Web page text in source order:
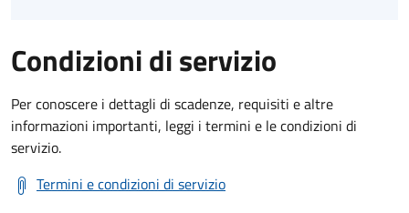
Condizioni di servizio
Per conoscere i dettagli di scadenze, requisiti e altre
informazioni importanti, leggi i termini e le condizioni di
servizio.
Termini e condizioni di servizio